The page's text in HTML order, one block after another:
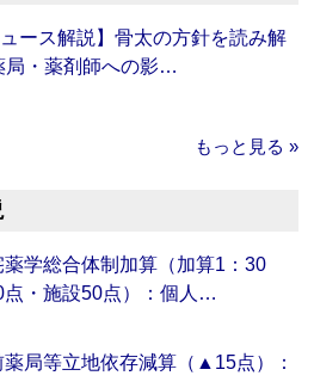
ース解説】骨太の方針を読み解
局・薬剤師への影…
もっと見る »
薬学総合体制加算（加算1：30
点・施設50点）：個人…
薬局等立地依存減算（▲15点）：